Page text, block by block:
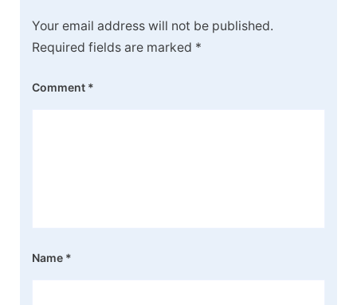
Your email address will not be published.
Required fields are marked *
Comment *
Name *